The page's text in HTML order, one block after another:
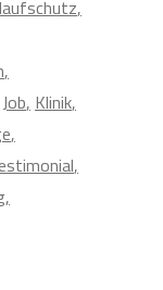
Job Klinik